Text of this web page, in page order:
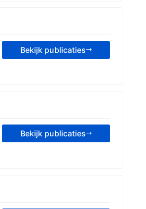
Bekijk publicaties
Bekijk publicaties